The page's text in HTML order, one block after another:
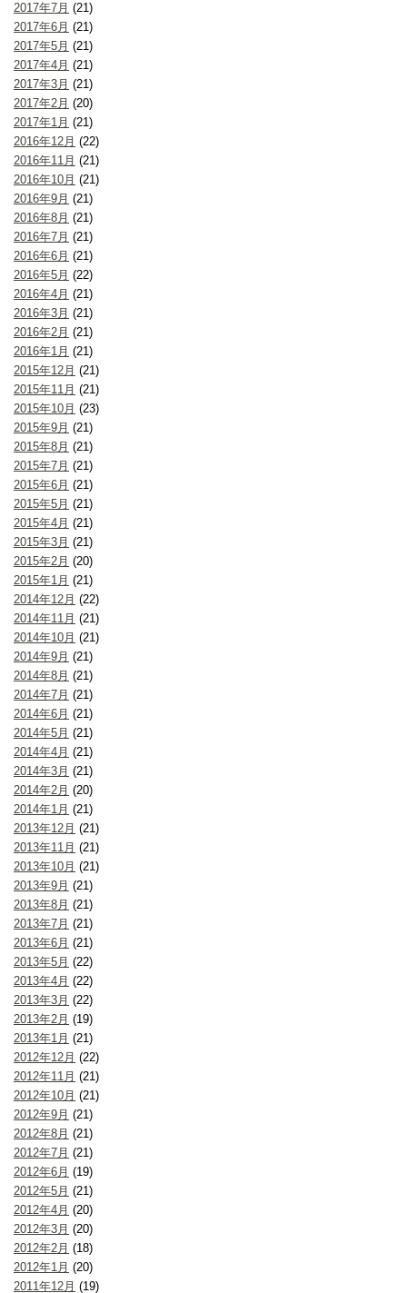
2017年7月 (21)
2017年6月 (21)
2017年5月 (21)
2017年4月 (21)
2017年3月 (21)
2017年2月 (20)
2017年1月 (21)
2016年12月 (22)
2016年11月 (21)
2016年10月 (21)
2016年9月 (21)
2016年8月 (21)
2016年7月 (21)
2016年6月 (21)
2016年5月 (22)
2016年4月 (21)
2016年3月 (21)
2016年2月 (21)
2016年1月 (21)
2015年12月 (21)
2015年11月 (21)
2015年10月 (23)
2015年9月 (21)
2015年8月 (21)
2015年7月 (21)
2015年6月 (21)
2015年5月 (21)
2015年4月 (21)
2015年3月 (21)
2015年2月 (20)
2015年1月 (21)
2014年12月 (22)
2014年11月 (21)
2014年10月 (21)
2014年9月 (21)
2014年8月 (21)
2014年7月 (21)
2014年6月 (21)
2014年5月 (21)
2014年4月 (21)
2014年3月 (21)
2014年2月 (20)
2014年1月 (21)
2013年12月 (21)
2013年11月 (21)
2013年10月 (21)
2013年9月 (21)
2013年8月 (21)
2013年7月 (21)
2013年6月 (21)
2013年5月 (22)
2013年4月 (22)
2013年3月 (22)
2013年2月 (19)
2013年1月 (21)
2012年12月 (22)
2012年11月 (21)
2012年10月 (21)
2012年9月 (21)
2012年8月 (21)
2012年7月 (21)
2012年6月 (19)
2012年5月 (21)
2012年4月 (20)
2012年3月 (20)
2012年2月 (18)
2012年1月 (20)
2011年12月 (19)